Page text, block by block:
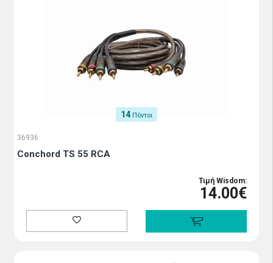
14 Πόντοι
36936
Conchord TS 55 RCA
Τιμή Wisdom:
14.00€